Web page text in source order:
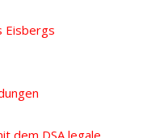
Eisbergs